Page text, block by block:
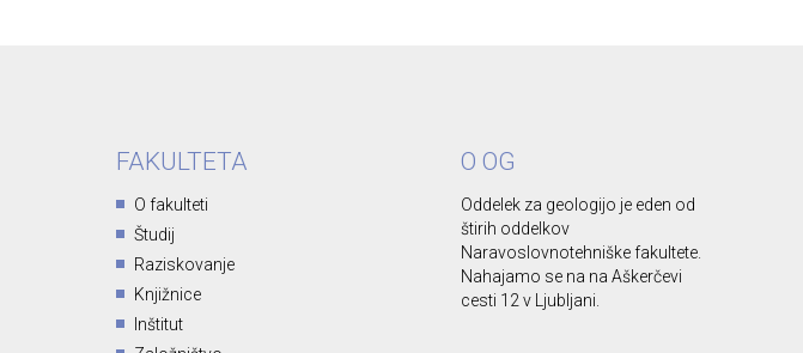
FAKULTETA
O fakulteti
Študij
Raziskovanje
Knjižnice
Inštitut
O OG
Oddelek za geologijo je eden od
štirih oddelkov
Naravoslovnotehniške fakultete.
Nahajamo se na na Aškerčevi
cesti 12 v Ljubljani.